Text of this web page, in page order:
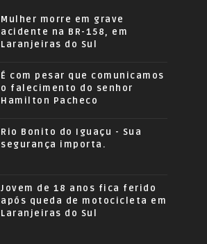
Mulher morre em grave
acidente na BR-158, em
Laranjeiras do Sul
É com pesar que comunicamos
o falecimento do senhor
Hamilton Pacheco
Rio Bonito do Iguaçu - Sua
segurança importa.
Jovem de 18 anos fica ferido
após queda de motocicleta em
Laranjeiras do Sul